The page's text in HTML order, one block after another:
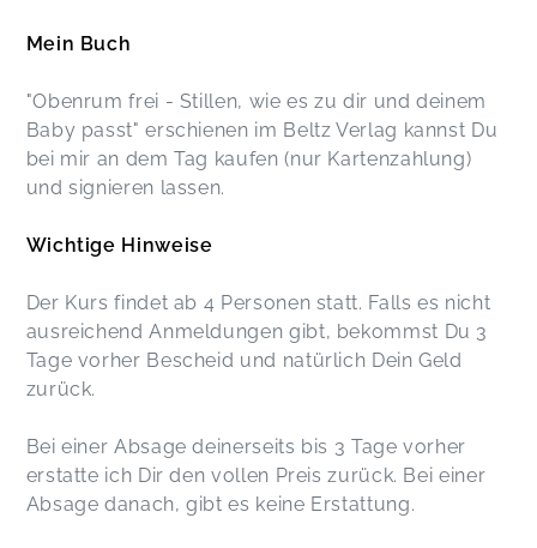
Mein Buch
"Obenrum frei - Stillen, wie es zu dir und deinem
Baby passt" erschienen im Beltz Verlag kannst Du
bei mir an dem Tag kaufen (nur Kartenzahlung)
und signieren lassen.
Wichtige Hinweise
Der Kurs findet ab 4 Personen statt. Falls es nicht
ausreichend Anmeldungen gibt, bekommst Du 3
Tage vorher Bescheid und natürlich Dein Geld
zurück.
Bei einer Absage deinerseits bis 3 Tage vorher
erstatte ich Dir den vollen Preis zurück. Bei einer
Absage danach, gibt es keine Erstattung.